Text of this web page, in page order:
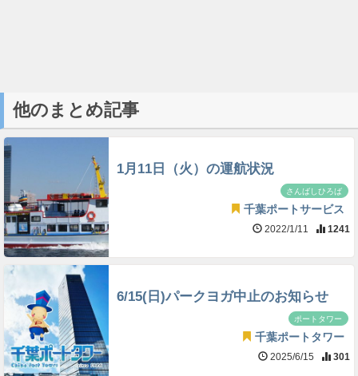
他のまとめ記事
1月11日（火）の運航状況
さんばしひろば
千葉ポートサービス
2022/1/11 1241
6/15(日)パークヨガ中止のお知らせ
ポートタワー
千葉ポートタワー
2025/6/15 301